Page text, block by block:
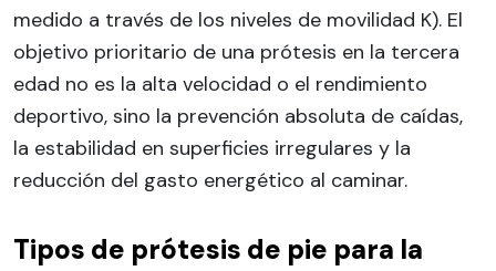
medido a través de los niveles de movilidad K). El
objetivo prioritario de una prótesis en la tercera
edad no es la alta velocidad o el rendimiento
deportivo, sino la prevención absoluta de caídas,
la estabilidad en superficies irregulares y la
reducción del gasto energético al caminar.
Tipos de prótesis de pie para la